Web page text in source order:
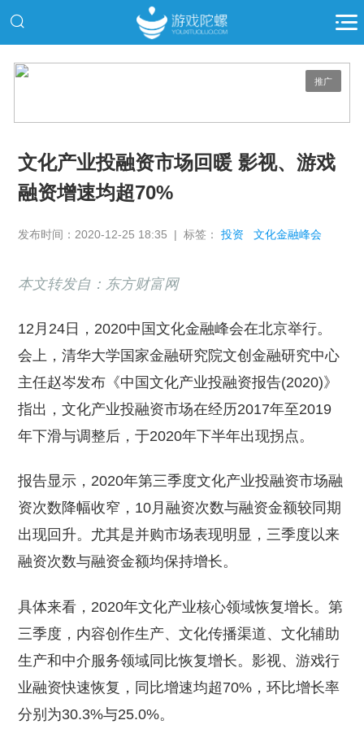
推广
文化产业投融资市场回暖 影视、游戏
融资增速均超70%
发布时间：2020-12-25 18:35 | 标签：投资 文化金融峰会
本文转发自：东方财富网
12月24日，2020中国文化金融峰会在北京举行。
会上，清华大学国家金融研究院文创金融研究中心
主任赵岑发布《中国文化产业投融资报告(2020)》
指出，文化产业投融资市场在经历2017年至2019
年下滑与调整后，于2020年下半年出现拐点。
报告显示，2020年第三季度文化产业投融资市场融
资次数降幅收窄，10月融资次数与融资金额较同期
出现回升。尤其是并购市场表现明显，三季度以来
融资次数与融资金额均保持增长。
具体来看，2020年文化产业核心领域恢复增长。第
三季度，内容创作生产、文化传播渠道、文化辅助
生产和中介服务领域同比恢复增长。影视、游戏行
业融资快速恢复，同比增速均超70%，环比增长率
分别为30.3%与25.0%。